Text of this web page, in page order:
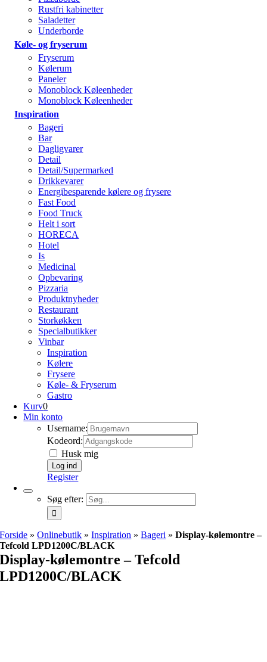
Rustfri kabinetter
Saladetter
Underborde
Køle- og fryserum
Fryserum
Kølerum
Paneler
Monoblock Køleenheder
Monoblock Køleenheder
Inspiration
Bageri
Bar
Dagligvarer
Detail
Detail/Supermarked
Drikkevarer
Energibesparende kølere og frysere
Fast Food
Food Truck
Helt i sort
HORECA
Hotel
Is
Medicinal
Opbevaring
Pizzaria
Produktnyheder
Restaurant
Storkøkken
Specialbutikker
Vinbar
Inspiration
Kølere
Frysere
Køle- & Fryserum
Gastro
Kurv0
Min konto
Username:
Kodeord:
Husk mig
Register
Søg efter:
Forside »Onlinebutik »Inspiration »Bageri »Display-kølemontre –
Tefcold LPD1200C/BLACK
Display-kølemontre – Tefcold
LPD1200C/BLACK